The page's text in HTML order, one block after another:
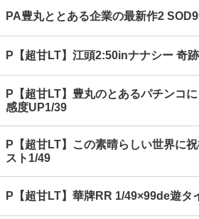
PA豊丸ととある企業の最新作2
P【超甘LT】江頭2:50inナナシー 奇
P【超甘LT】豊丸のとあるパチンコ
感度UP1/39
P【超甘LT】この素晴らしい世界に
スト1/49
P【超甘LT】華牌RR 1/49×99de遊タ